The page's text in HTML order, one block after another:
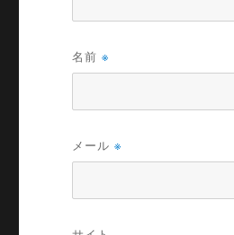
名前※
メール※